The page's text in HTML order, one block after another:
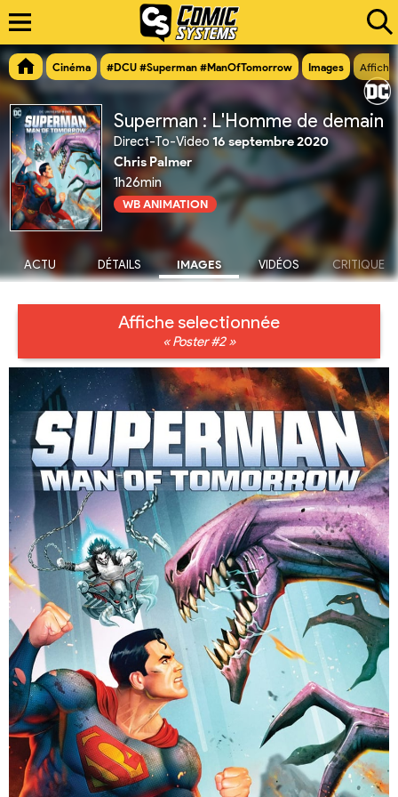
Cinéma #DCU #Superman #ManOfTomorrow Images Affiche
Superman : L'Homme de demain
Direct-To-Video 16 septembre 2020
Chris Palmer
1h26min
WB ANIMATION
ACTU DÉTAILS IMAGES VIDÉOS CRITIQUE
Affiche selectionnée
« Poster #2 »